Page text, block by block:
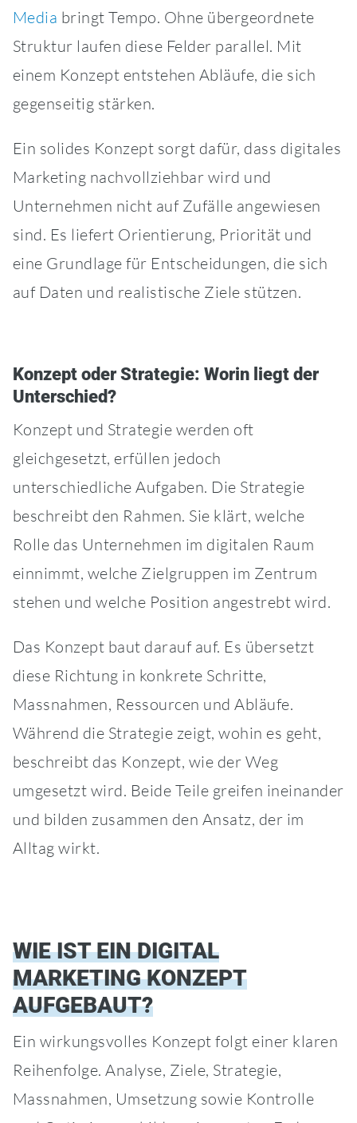
Media bringt Tempo. Ohne übergeordnete
Struktur laufen diese Felder parallel. Mit
einem Konzept entstehen Abläufe, die sich
gegenseitig stärken.
Ein solides Konzept sorgt dafür, dass digitales
Marketing nachvollziehbar wird und
Unternehmen nicht auf Zufälle angewiesen
sind. Es liefert Orientierung, Priorität und
eine Grundlage für Entscheidungen, die sich
auf Daten und realistische Ziele stützen.
Konzept oder Strategie: Worin liegt der
Unterschied?
Konzept und Strategie werden oft
gleichgesetzt, erfüllen jedoch
unterschiedliche Aufgaben. Die Strategie
beschreibt den Rahmen. Sie klärt, welche
Rolle das Unternehmen im digitalen Raum
einnimmt, welche Zielgruppen im Zentrum
stehen und welche Position angestrebt wird.
Das Konzept baut darauf auf. Es übersetzt
diese Richtung in konkrete Schritte,
Massnahmen, Ressourcen und Abläufe.
Während die Strategie zeigt, wohin es geht,
beschreibt das Konzept, wie der Weg
umgesetzt wird. Beide Teile greifen ineinander
und bilden zusammen den Ansatz, der im
Alltag wirkt.
WIE IST EIN DIGITAL
MARKETING KONZEPT
AUFGEBAUT?
Ein wirkungsvolles Konzept folgt einer klaren
Reihenfolge. Analyse, Ziele, Strategie,
Massnahmen, Umsetzung sowie Kontrolle